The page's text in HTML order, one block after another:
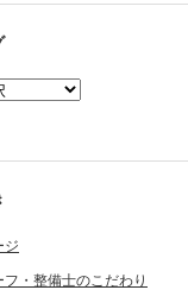
ジ
フ・整備士のこだわり